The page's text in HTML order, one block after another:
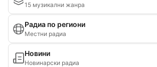
15 музикални жанра
Радиа по региони
Местни радиа
Новини
Новинарски радиа